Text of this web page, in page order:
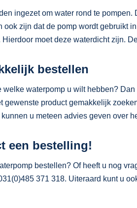
ingezet om water rond te pompen.
ook zijn dat de pomp wordt gebruikt
moet deze waterdicht zijn.
bestellen
welke waterpomp u wilt hebben?
gewenste product gemakkelijk
u meteen advies geven over
een bestelling!
bestellen? Of heeft u nog
371 318. Uiteraard kunt u